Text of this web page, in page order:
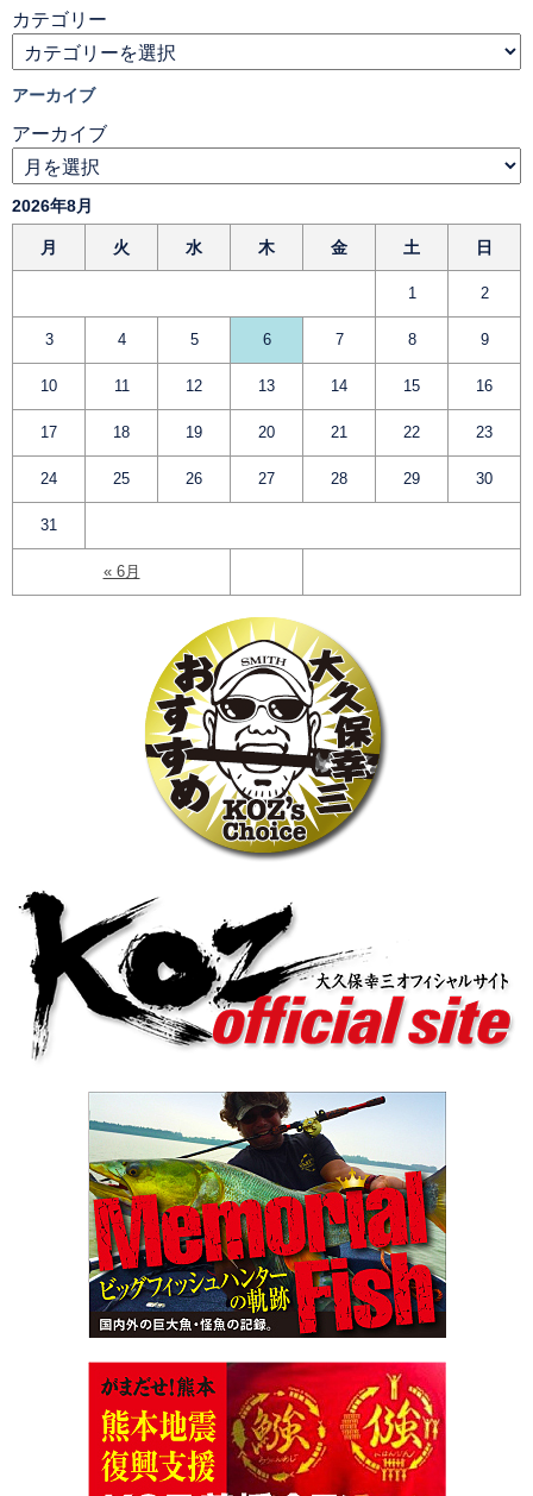
カテゴリー
アーカイブ
アーカイブ
2026年8月
月 火 水 木 金 土 日
« 6月
1 2
3 4 5 6 7 8 9
10 11 12 13 14 15 16
17 18 19 20 21 22 23
24 25 26 27 28 29 30
31